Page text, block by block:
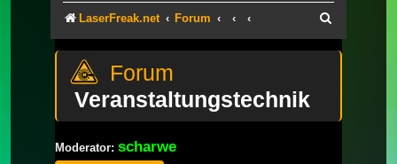
LaserFreak.net Forum
Veranstaltungstechnik
Moderator: scharwe